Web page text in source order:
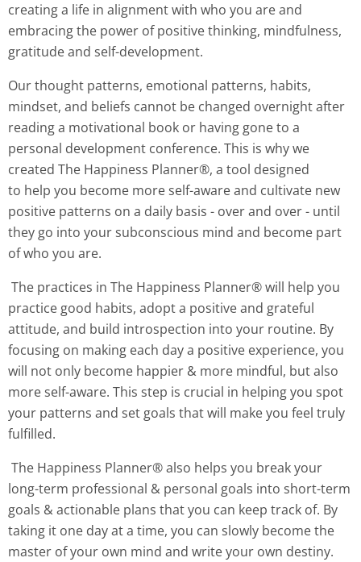
creating a life in alignment with who you are and
embracing the power of positive thinking, mindfulness,
gratitude and self-development.
Our thought patterns, emotional patterns, habits,
mindset, and beliefs cannot be changed overnight after
reading a motivational book or having gone to a
personal development conference. This is why we
created The Happiness Planner®, a tool designed
to help you become more self-aware and cultivate new
positive patterns on a daily basis - over and over - until
they go into your subconscious mind and become part
of who you are.
The practices in The Happiness Planner® will help you
practice good habits, adopt a positive and grateful
attitude, and build introspection into your routine. By
focusing on making each day a positive experience, you
will not only become happier & more mindful, but also
more self-aware. This step is crucial in helping you spot
your patterns and set goals that will make you feel truly
fulfilled.
The Happiness Planner® also helps you break your
long-term professional & personal goals into short-term
goals & actionable plans that you can keep track of. By
taking it one day at a time, you can slowly become the
master of your own mind and write your own destiny.